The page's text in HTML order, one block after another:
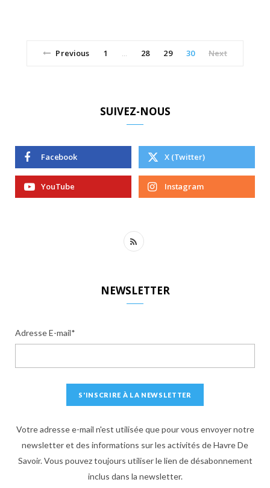
Previous 1 28 29 30 Next
SUIVEZ-NOUS
Facebook X (Twitter)
YouTube Instagram
R
NEWSLETTER
Adresse E-mail*
Votre adresse e-mail n'est utilisée que pour vous envoyer notre
newsletter et des informations sur les activités de Havre De
Savoir. Vous pouvez toujours utiliser le lien de désabonnement
inclus dans la newsletter.